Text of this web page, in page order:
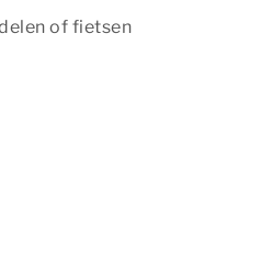
of fietsen